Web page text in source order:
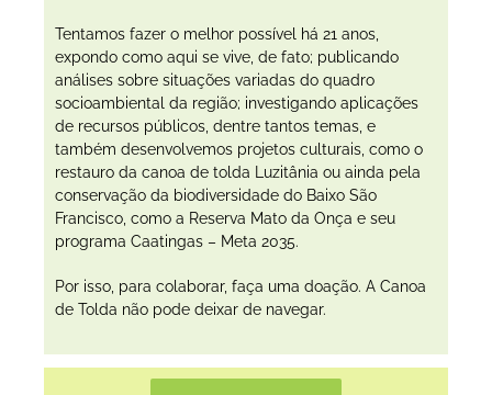
Tentamos fazer o melhor possível há 21 anos,
expondo como aqui se vive, de fato; publicando
análises sobre situações variadas do quadro
socioambiental da região; investigando aplicações
de recursos públicos, dentre tantos temas, e
também desenvolvemos projetos culturais, como o
restauro da canoa de tolda Luzitânia ou ainda pela
conservação da biodiversidade do Baixo São
Francisco, como a Reserva Mato da Onça e seu
programa Caatingas – Meta 2035.
Por isso, para colaborar, faça uma doação. A Canoa
de Tolda não pode deixar de navegar.